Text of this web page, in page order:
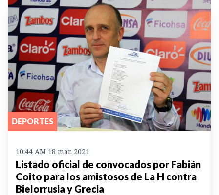
DEPORTES
10:44 AM 18 mar. 2021
Listado oficial de convocados por Fabián
Coito para los amistosos de La H contra
Bielorrusia y Grecia